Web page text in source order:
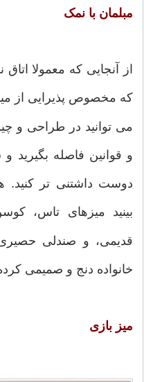
مبلمان با نمک
از آنجایی که معمولا
که مخصوص پذیرایی از
می توانید در طراحی و
و قوانین فاصله بگیرید
دوست داشتنی تر کنید.
بینید میزهای تاس،
قدیمی، و صندلی
خانواده دنج و صمیمی
میز بازی